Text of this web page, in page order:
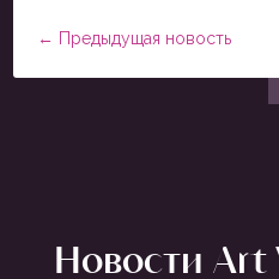
← Предыдущая новость
Новости Art